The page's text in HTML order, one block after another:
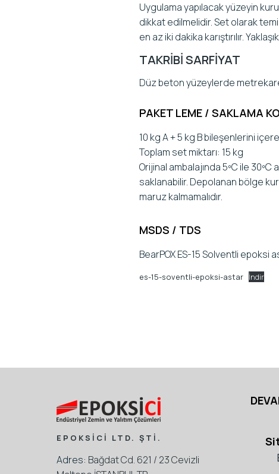
Uygulama yapılacak yüzeyin
dikkat edilmelidir. Set olarak
en az iki dakika karıştırılır.
TAKRİBİ SARFİYAT
Düz beton yüzeylerde
PAKET LEME / SAKLAMA
10 kg A + 5 kg B bileşenlerini
Toplam set miktarı: 15 kg
Orijinal ambalajında 5ºC ile 30ºC
saklanabilir. Depolanan bölge
maruz kalmamalıdır.
MSDS / TDS
BearPOX ES-15 Solventli epoksi
es-15-soventli-epoksi-astar İndir
EPOKSİCİ LTD. ŞTİ.
Adres: Bağdat Cd. 621 / 23 Cevizli